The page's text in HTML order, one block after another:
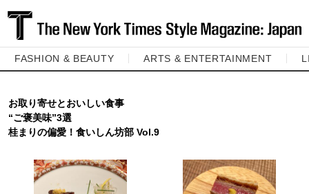
FASHION & BEAUTY ARTS & ENTERTAINMENT
お取り寄せとおいしい食事
“ご褒美味”3選
桂まりの偏愛！食いしん坊部 Vol.9